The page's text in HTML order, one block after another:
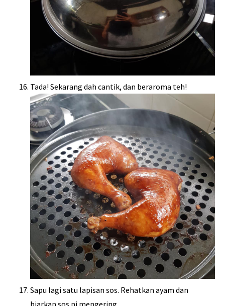
Tada! Sekarang dah cantik, dan beraroma teh!
Sapu lagi satu lapisan sos. Rehatkan ayam dan